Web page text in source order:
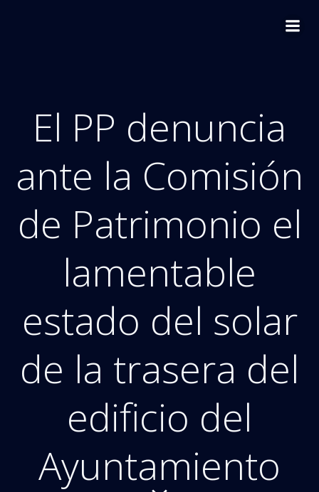
El PP denuncia
ante la Comisión
de Patrimonio el
lamentable
estado del solar
de la trasera del
edificio del
Ayuntamiento